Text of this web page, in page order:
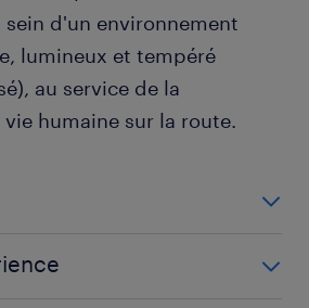
sein d'un environnement
lumineux et tempéré
au service de la
humaine sur la route.